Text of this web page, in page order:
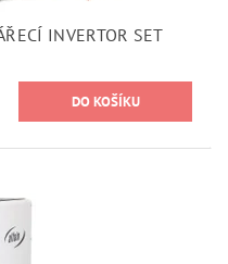
INVERTOR SET